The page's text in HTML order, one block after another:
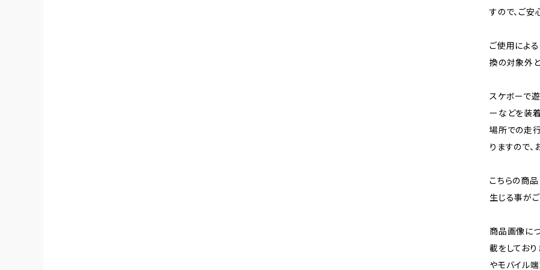
すので、ご安
ご使用によ
換の対象外
スケボーで
ーなどを装
場所での走
りますので、
こちらの商
生じる事が
商品画像に
載をしてお
やモバイル